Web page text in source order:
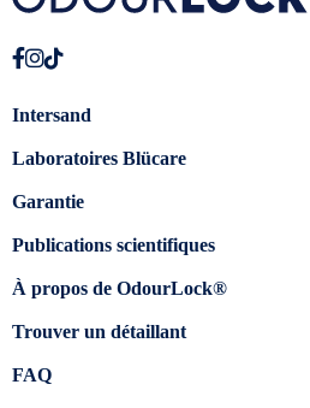
Intersand
Laboratoires Blücare
Garantie
Publications scientifiques
À propos de OdourLock®
Trouver un détaillant
FAQ